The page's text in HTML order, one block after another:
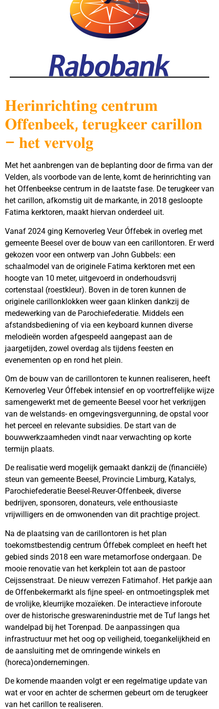
𝐇𝐞𝐫𝐢𝐧𝐫𝐢𝐜𝐡𝐭𝐢𝐧𝐠 𝐜𝐞𝐧𝐭𝐫𝐮𝐦
𝐎𝐟𝐟𝐞𝐧𝐛𝐞𝐞𝐤, 𝐭𝐞𝐫𝐮𝐠𝐤𝐞𝐞𝐫 𝐜𝐚𝐫𝐢𝐥𝐥𝐨𝐧
– 𝐡𝐞𝐭 𝐯𝐞𝐫𝐯𝐨𝐥𝐠
Met het aanbrengen van de beplanting door de firma van der
Velden, als voorbode van de lente, komt de herinrichting van
het Offenbeekse centrum in de laatste fase. De terugkeer van
het carillon, afkomstig uit de markante, in 2018 gesloopte
Fatima kerktoren, maakt hiervan onderdeel uit.
Vanaf 2024 ging Kernoverleg Veur Óffebek in overleg met
gemeente Beesel over de bouw van een carillontoren. Er werd
gekozen voor een ontwerp van John Gubbels: een
schaalmodel van de originele Fatima kerktoren met een
hoogte van 10 meter, uitgevoerd in onderhoudsvrij
cortenstaal (roestkleur). Boven in de toren kunnen de
originele carillonklokken weer gaan klinken dankzij de
medewerking van de Parochiefederatie. Middels een
afstandsbediening of via een keyboard kunnen diverse
melodieën worden afgespeeld aangepast aan de
jaargetijden, zowel overdag als tijdens feesten en
evenementen op en rond het plein.
Om de bouw van de carillontoren te kunnen realiseren, heeft
Kernoverleg Veur Óffebek intensief en op voortreffelijke wijze
samengewerkt met de gemeente Beesel voor het verkrijgen
van de welstands- en omgevingsvergunning, de opstal voor
het perceel en relevante subsidies. De start van de
bouwwerkzaamheden vindt naar verwachting op korte
termijn plaats.
De realisatie werd mogelijk gemaakt dankzij de (financiële)
steun van gemeente Beesel, Provincie Limburg, Katalys,
Parochiefederatie Beesel-Reuver-Offenbeek, diverse
bedrijven, sponsoren, donateurs, vele enthousiaste
vrijwilligers en de omwonenden van dit prachtige project.
Na de plaatsing van de carillontoren is het plan
toekomstbestendig centrum Óffebek compleet en heeft het
gebied sinds 2018 een ware metamorfose ondergaan. De
mooie renovatie van het kerkplein tot aan de pastoor
Ceijssenstraat. De nieuw verrezen Fatimahof. Het parkje aan
de Offenbekermarkt als fijne speel- en ontmoetingsplek met
de vrolijke, kleurrijke mozaïeken. De interactieve inforoute
over de historische greswarenindustrie met de Tuf langs het
wandelpad bij het Torenpad. De aanpassingen qua
infrastructuur met het oog op veiligheid, toegankelijkheid en
de aansluiting met de omringende winkels en
(horeca)ondernemingen.
De komende maanden volgt er een regelmatige update van
wat er voor en achter de schermen gebeurt om de terugkeer
van het carillon te realiseren.